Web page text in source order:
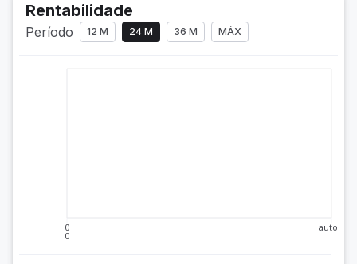
Rentabilidade
Período 12 M 24 M 36 M MÁX
0
0
auto